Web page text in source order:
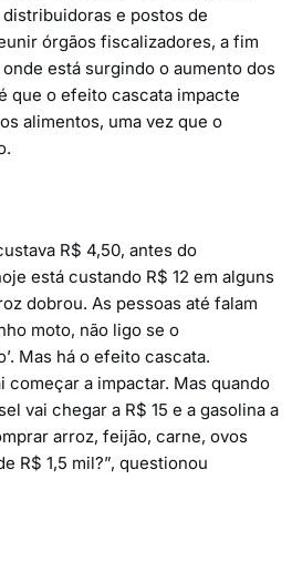
e postos de
órgãos fiscalizadores, a fim
está surgindo o aumento dos
que o efeito cascata impacte
alimentos, uma vez que o
R$ 4,50, antes do
está custando R$ 12 em alguns
dobrou. As pessoas até falam
moto, não ligo se o
Mas há o efeito cascata.
começar a impactar. Mas quando
vai chegar a R$ 15 e a gasolina a
arroz, feijão, carne, ovos
R$ 1,5 mil?”, questionou